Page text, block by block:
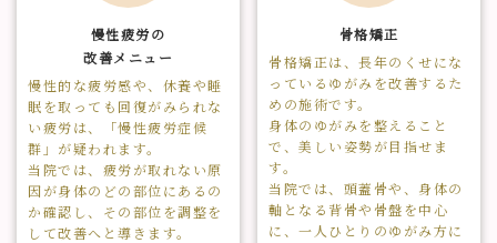
慢性疲労の
改善メニュー
慢性的な疲労感や、休養や睡
眠を取っても回復がみられな
い疲労は、「慢性疲労症候
群」が疑われます。
当院では、疲労が取れない原
因が身体のどの部位にあるの
か確認し、その部位を調整を
して改善へと導きます。
骨格矯正
骨格矯正は、長年のくせにな
っているゆがみを改善するた
めの施術です。
身体のゆがみを整えること
で、美しい姿勢が目指せま
す。
当院では、頭蓋骨や、身体の
軸となる背骨や骨盤を中心
に、一人ひとりのゆがみ方に